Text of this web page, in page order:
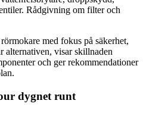
Rådgivning om filter och
med fokus på säkerhet,
visar skillnaden
och ger rekommendationer
dygnet runt